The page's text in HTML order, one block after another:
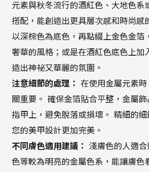
元素與秋冬流行的酒紅色、大地色系
搭配，能創造出更具層次感和時尚感
以深棕色為底色，再點綴上金色金箔
奢華的風格；或是在酒紅色底色上加
造出神祕又華麗的氛圍。
注意細節的處理： 在使用金屬元素
關重要。 確保金箔貼合平整，金屬
指甲上，避免脫落或損壞。 精細的
您的美甲設計更加完美。
不同膚色適用建議： 淺膚色的人適
色等較為明亮的金屬色系，能讓膚色